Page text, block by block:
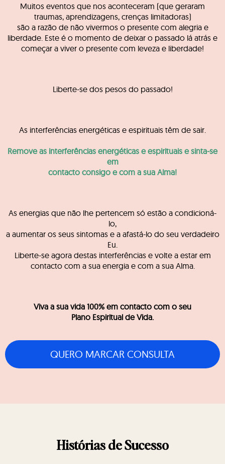
Muitos eventos que nos aconteceram (que geraram
traumas, aprendizagens, crenças limitadoras)
são a razão de não vivermos o presente com alegria e
liberdade. Este é o momento de deixar o passado lá atrás e
começar a viver o presente com leveza e liberdade!
Liberte-se dos pesos do passado!
As interferências energéticas e espirituais têm de sair.
Remove as interferências energéticas e espirituais e sinta-se
em
contacto consigo e com a sua Alma!
As energias que não lhe pertencem só estão a condicioná-
lo,
a aumentar os seus sintomas e a afastá-lo do seu verdadeiro
Eu.
Liberte-se agora destas interferências e volte a estar em
contacto com a sua energia e com a sua Alma.
Viva a sua vida 100% em contacto com o seu
Plano Espiritual de Vida.
QUERO MARCAR CONSULTA
Histórias de Sucesso